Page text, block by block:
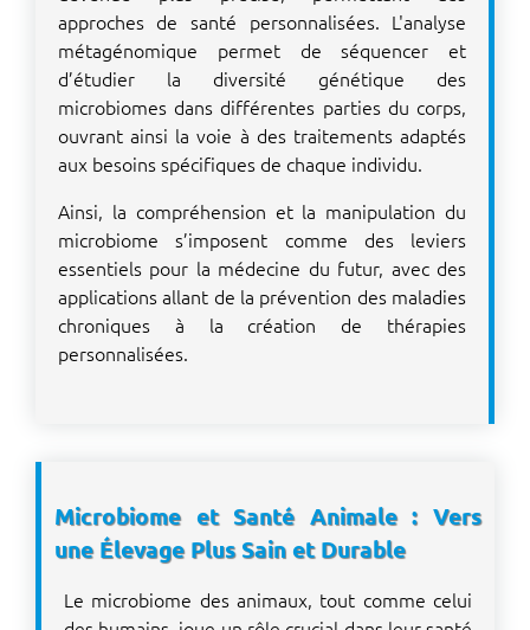
approches de santé personnalisées. L'analyse
métagénomique permet de séquencer et
d’étudier la diversité génétique des
microbiomes dans différentes parties du corps,
ouvrant ainsi la voie à des traitements adaptés
aux besoins spécifiques de chaque individu.
Ainsi, la compréhension et la manipulation du
microbiome s’imposent comme des leviers
essentiels pour la médecine du futur, avec des
applications allant de la prévention des maladies
chroniques à la création de thérapies
personnalisées.
Microbiome et Santé Animale : Vers
une Élevage Plus Sain et Durable
Le microbiome des animaux, tout comme celui